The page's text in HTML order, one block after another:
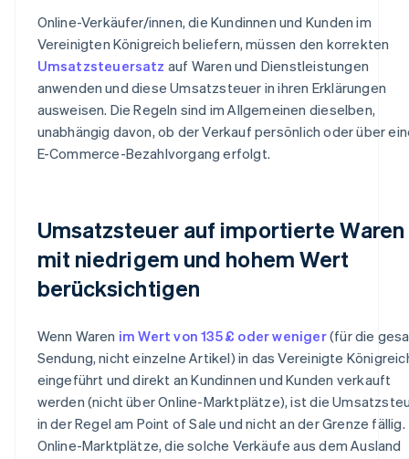
Online-Verkäufer/innen, die Kundinnen und Kunden im
Vereinigten Königreich beliefern, müssen den korrekten
Umsatzsteuersatz auf Waren und Dienstleistungen
anwenden und diese Umsatzsteuer in ihren Erklärungen
ausweisen. Die Regeln sind im Allgemeinen dieselben,
unabhängig davon, ob der Verkauf persönlich oder über
E-Commerce-Bezahlvorgang erfolgt.
Umsatzsteuer auf importierte Waren
mit niedrigem und hohem Wert
berücksichtigen
Wenn Waren im Wert von 135 £ oder weniger(für die
Sendung, nicht einzelne Artikel) in das Vereinigte
eingeführt und direkt an Kundinnen und Kunden verkauft
werden (nicht über Online-Marktplätze), ist die
in der Regel am Point of Sale und nicht an der Grenze fällig.
Online-Marktplätze, die solche Verkäufe aus dem Ausland